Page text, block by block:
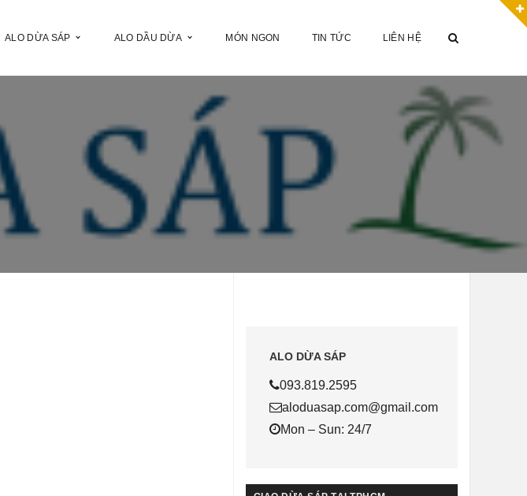
ALO DỪA SÁP ALO DẦU DỪA MÓN NGON TIN TỨC LIÊN HỆ
ALO DỪA SÁP
093.819.2595
aloduasap.com@gmail.com
Mon – Sun: 24/7